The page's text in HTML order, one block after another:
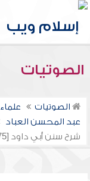
الصوتيات
الصوتيات
عبد المحسن العباد
شرح سنن أبي داود [575]